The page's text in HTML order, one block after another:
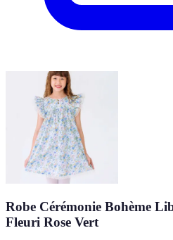
Robe Cérémonie Bohème
Fleuri Rose Vert